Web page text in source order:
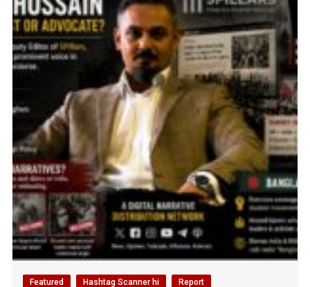
Featured Hashtag Scanner hi Report